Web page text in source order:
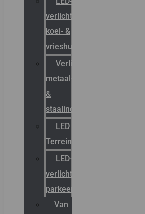
verlichting
koel- &
vrieshuizen
Verlichting
metaal-
&
staalindustrie
LED
Terreinverlichting
LED-
verlichting
parkeergarage
Van